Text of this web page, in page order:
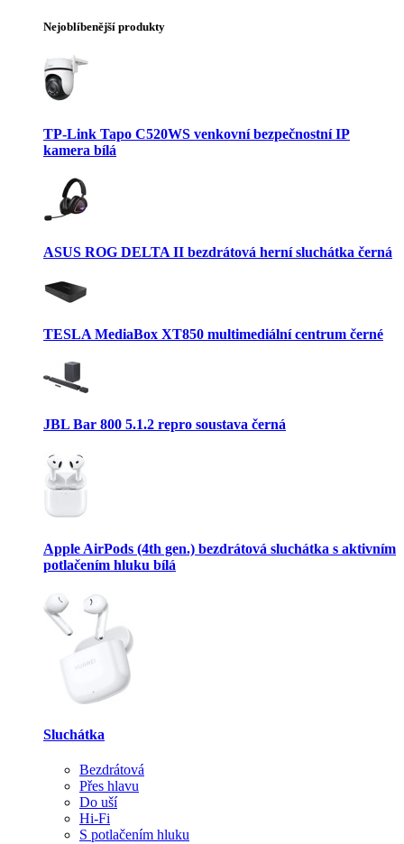
Nejoblíbenější produkty
TP-Link Tapo C520WS venkovní bezpečnostní IP
kamera bílá
ASUS ROG DELTA II bezdrátová herní sluchátka černá
TESLA MediaBox XT850 multimediální centrum černé
JBL Bar 800 5.1.2 repro soustava černá
Apple AirPods (4th gen.) bezdrátová sluchátka s aktivním
potlačením hluku bílá
Sluchátka
Bezdrátová
Přes hlavu
Do uší
Hi-Fi
S potlačením hluku